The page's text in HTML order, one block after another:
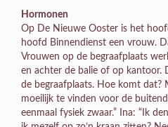
Hormonen
Op De Nieuwe Ooster is het
hoofd Binnendienst een vrouw.
Vrouwen op de begraafplaats
en achter de balie of op kantoor.
de begraafplaats. Hoe komt dat?
moeilijk te vinden voor de
eenmaal fysiek zwaar.” Ina: “Ik